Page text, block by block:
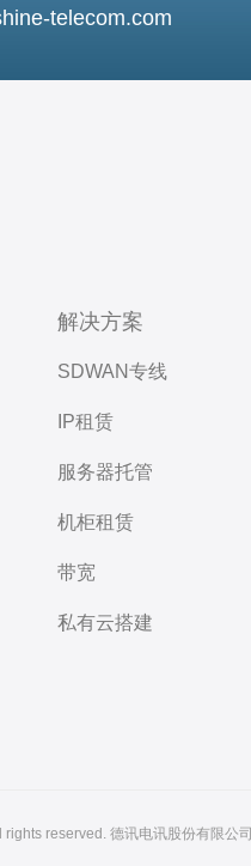
telecom.com
解决方案
SDWAN专线
IP租赁
服务器托管
机柜租赁
带宽
私有云搭建
reserved. 德讯电讯股份有限公司